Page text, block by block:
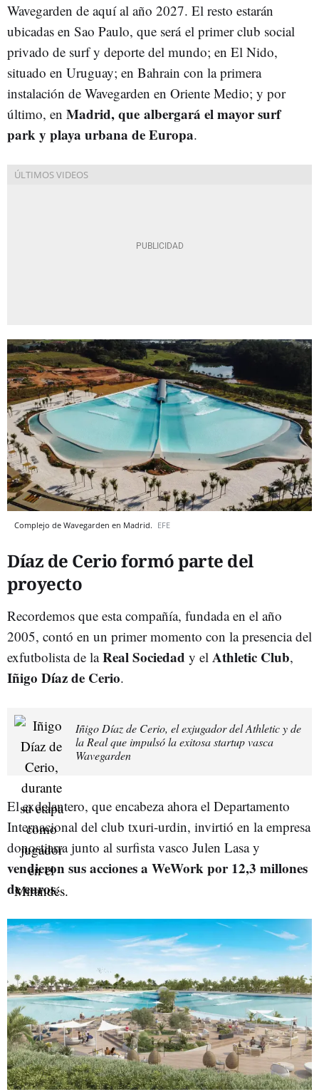
Wavegarden de aquí al año 2027. El resto estarán
ubicadas en Sao Paulo, que será el primer club social
privado de surf y deporte del mundo; en El Nido,
situado en Uruguay; en Bahrain con la primera
instalación de Wavegarden en Oriente Medio; y por
último, en Madrid, que albergará el mayor surf
park y playa urbana de Europa.
Complejo de Wavegarden en Madrid. EFE
Díaz de Cerio formó parte del
proyecto
Recordemos que esta compañía, fundada en el año
2005, contó en un primer momento con la presencia del
exfutbolista de laReal Sociedad y el Athletic Club,
Iñigo Díaz de Cerio.
Iñigo Díaz de Cerio, el exjugador del Athletic y de
la Real que impulsó la exitosa startup vasca
Wavegarden
El exdelantero, que encabeza ahora el Departamento
Internacional del club txuri-urdin, invirtió en la empresa
donostiarra junto al surfista vasco Julen Lasa y
vendieron sus acciones a WeWork por 12,3 millones
de euros.